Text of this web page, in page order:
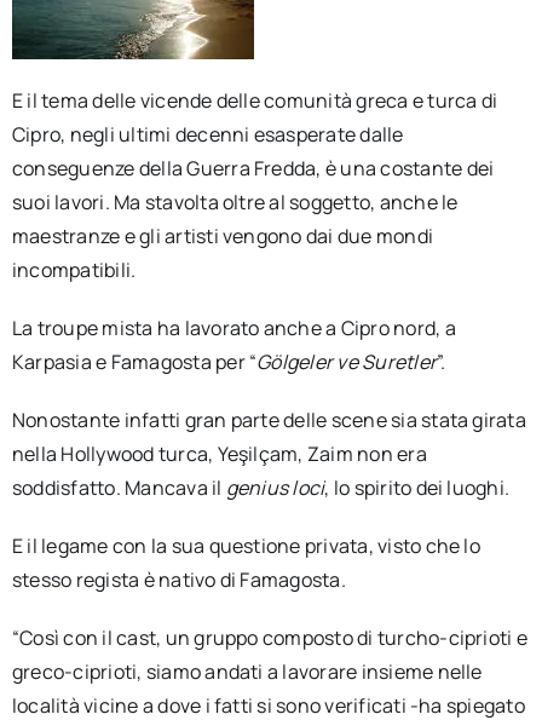
E il tema delle vicende delle comunità greca e turca di
Cipro, negli ultimi decenni esasperate dalle
conseguenze della Guerra Fredda, è una costante dei
suoi lavori. Ma stavolta oltre al soggetto, anche le
maestranze e gli artisti vengono dai due mondi
incompatibili.
La troupe mista ha lavorato anche a Cipro nord, a
Karpasia e Famagosta per “Gölgeler ve Suretler”.
Nonostante infatti gran parte delle scene sia stata girata
nella Hollywood turca, Yeşilçam, Zaim non era
soddisfatto. Mancava il genius loci, lo spirito dei luoghi.
E il legame con la sua questione privata, visto che lo
stesso regista è nativo di Famagosta.
“Così con il cast, un gruppo composto di turcho-ciprioti e
greco-ciprioti, siamo andati a lavorare insieme nelle
località vicine a dove i fatti si sono verificati -ha spiegato